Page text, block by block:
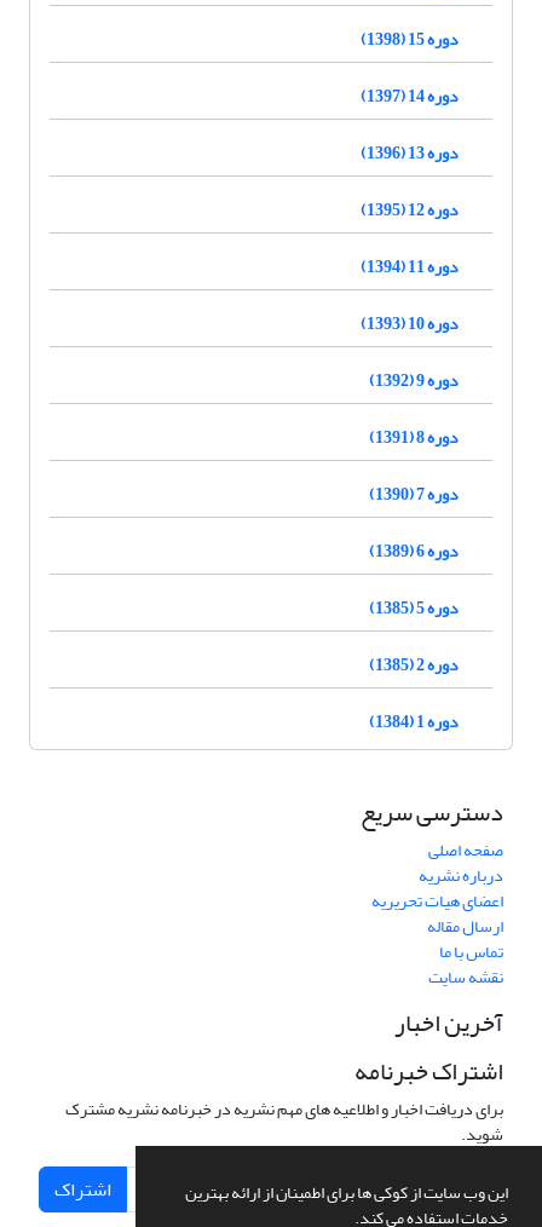
این وب سایت از کوکی ها برای اطمینان از ارائه بهترین
خدمات استفاده می کند.
دوره 15 (1398)
دوره 14 (1397)
دوره 13 (1396)
دوره 12 (1395)
دوره 11 (1394)
دوره 10 (1393)
دوره 9 (1392)
دوره 8 (1391)
دوره 7 (1390)
دوره 6 (1389)
دوره 5 (1385)
دوره 2 (1385)
دوره 1 (1384)
دسترسی سریع
صفحه اصلی
درباره نشریه
اعضای هیات تحریریه
ارسال مقاله
تماس با ما
نقشه سایت
آخرین اخبار
اشتراک خبرنامه
برای دریافت اخبار و اطلاعیه های مهم نشریه در خبرنامه نشریه مشترک
شوید.
اشتراک